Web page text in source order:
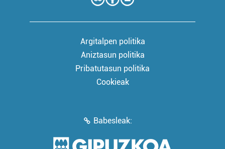
Argitalpen politika
Aniztasun politika
Pribatutasun politika
Cookieak
Babesleak: